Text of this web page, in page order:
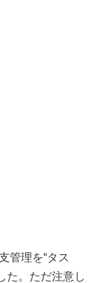
管理を“タス
た。ただ注意し